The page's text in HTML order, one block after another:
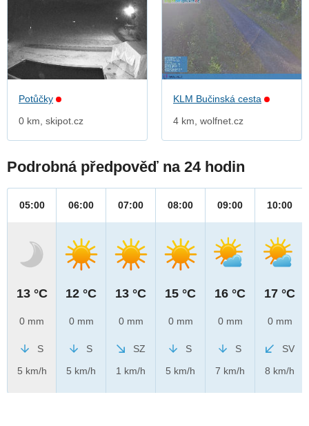
Potůčky
0 km, skipot.cz
KLM Bučinská cesta
4 km, wolfnet.cz
Podrobná předpověď na 24 hodin
05:00
13 °C
0 mm
S
5 km/h
06:00
12 °C
0 mm
S
5 km/h
07:00
13 °C
0 mm
SZ
1 km/h
08:00
15 °C
0 mm
S
5 km/h
09:00
16 °C
0 mm
S
7 km/h
10:00
17 °C
0 mm
SV
8 km/h